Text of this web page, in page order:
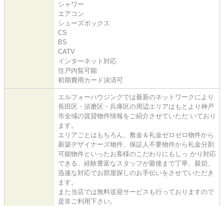
シャワー
エアコン
シューズボックス
CS
BS
CATV
インターネット対応
住戸内覧可能
初期費用カード決済可
エルフォーハウジングでは最新のネットワークにより
長田区・須磨区・兵庫区の周辺エリアはもとより神戸
市全域の賃貸物件情報をご紹介させていただ いており
ます。
エリアごとはもちろん、敷金＆礼金ゼロゼロ物件から
新築デザイナーズ物件、保証人不要物件から礼金分割
可能物件といったお客様のこだわりにもしっ かり対応
できる、経験豊富なスタッフが最後まで丁寧、親切、
迅速な対応でお部屋探しのお手伝いをさせていただき
ます。
また当店では無料送迎サービスも行っておりますので
是非ご利用下さい。